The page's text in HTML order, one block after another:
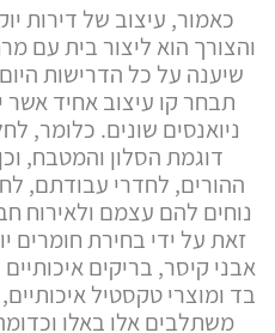
כאמור, עיצוב של דירות
והצורך הוא ליצור בית עם
שיענה על כל הדרישות
תבחר קו עיצוב אחיד
ניואנסים שונים. כלומר,
דוגמת הסלון והמטבח,
ההורים, לחדרי עבודתם,
נוחים להם עצמם ולאירוח
זאת על ידי בחירת חומרים
אבני קיסר, בריקים
בד ומוצרי טקסטיל
משתלבים אלו באלו